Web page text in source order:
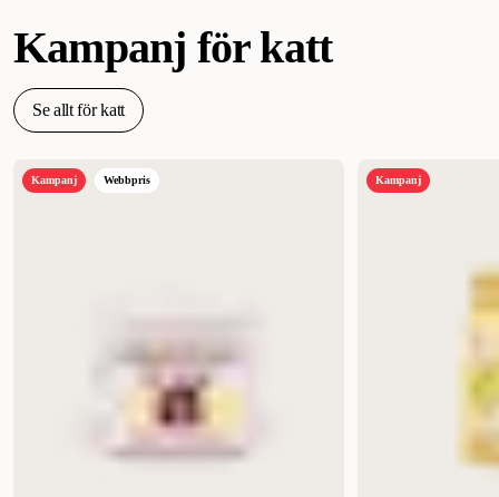
Kampanj för katt
Se allt för katt
Kampanj Webbpris Kampanj